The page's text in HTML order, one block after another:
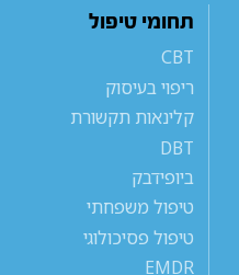
תחומי טיפול
CBT
ריפוי בעיסוק
קלינאות תקשורת
DBT
ביופידבק
טיפול משפחתי
טיפול פסיכולוגי
EMDR